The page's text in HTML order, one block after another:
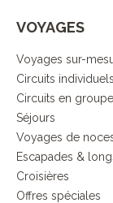
VOYAGES
Voyages sur-
Circuits
Circuits en groupe
Séjours
Voyages de
Escapades &
Croisières
Offres spéciales